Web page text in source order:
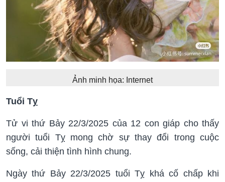
Ảnh minh họa: Internet
Tuổi Tỵ
Tử vi thứ Bảy 22/3/2025 của 12 con giáp cho thấy
người tuổi Tỵ mong chờ sự thay đổi trong cuộc
sống, cải thiện tình hình chung.
Ngày thứ Bảy 22/3/2025 tuổi Tỵ khá cố chấp khi